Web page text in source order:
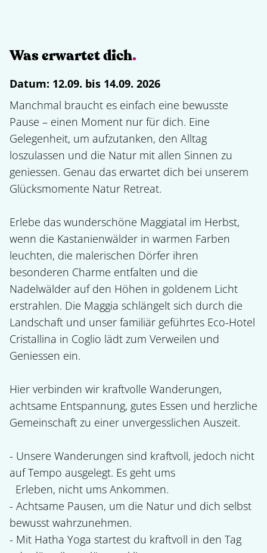
Was erwartet dich.
Datum: 12.09. bis 14.09. 2026
Manchmal braucht es einfach eine bewusste
Pause – einen Moment nur für dich. Eine
Gelegenheit, um aufzutanken, den Alltag
loszulassen und die Natur mit allen Sinnen zu
geniessen. Genau das erwartet dich bei unserem
Glücksmomente Natur Retreat.
Erlebe das wunderschöne Maggiatal im Herbst,
wenn die Kastanienwälder in warmen Farben
leuchten, die malerischen Dörfer ihren
besonderen Charme entfalten und die
Nadelwälder auf den Höhen in goldenem Licht
erstrahlen. Die Maggia schlängelt sich durch die
Landschaft und unser familiär geführtes Eco-Hotel
Cristallina in Coglio lädt zum Verweilen und
Geniessen ein.
Hier verbinden wir kraftvolle Wanderungen,
achtsame Entspannung, gutes Essen und herzliche
Gemeinschaft zu einer unvergesslichen Auszeit.
- Unsere Wanderungen sind kraftvoll, jedoch nicht
auf Tempo ausgelegt. Es geht ums
- Achtsame Pausen, um die Natur und dich selbst
bewusst wahrzunehmen.
- Mit Hatha Yoga startest du kraftvoll in den Tag